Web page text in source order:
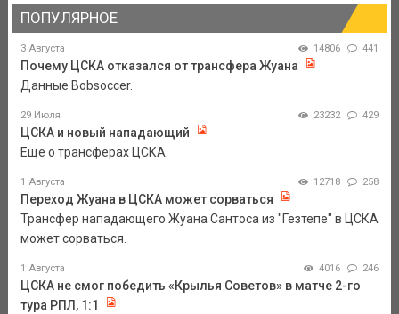
ПОПУЛЯРНОЕ
3 Августа 14806 441
Почему ЦСКА отказался от трансфера Жуана
Данные Bobsoccer.
29 Июля 23232 429
ЦСКА и новый нападающий
Еще о трансферах ЦСКА.
1 Августа 12718 258
Переход Жуана в ЦСКА может сорваться
Трансфер нападающего Жуана Сантоса из "Гезтепе" в ЦСКА
может сорваться.
1 Августа 4016 246
ЦСКА не смог победить «Крылья Советов» в матче 2-го
тура РПЛ, 1:1